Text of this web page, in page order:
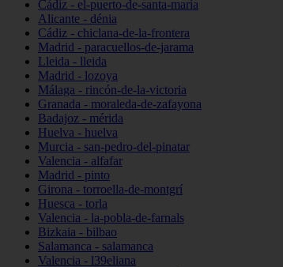
Cádiz - el-puerto-de-santa-maría
Alicante - dénia
Cádiz - chiclana-de-la-frontera
Madrid - paracuellos-de-jarama
Lleida - lleida
Madrid - lozoya
Málaga - rincón-de-la-victoria
Granada - moraleda-de-zafayona
Badajoz - mérida
Huelva - huelva
Murcia - san-pedro-del-pinatar
Valencia - alfafar
Madrid - pinto
Girona - torroella-de-montgrí
Huesca - torla
Valencia - la-pobla-de-farnals
Bizkaia - bilbao
Salamanca - salamanca
Valencia - l39eliana